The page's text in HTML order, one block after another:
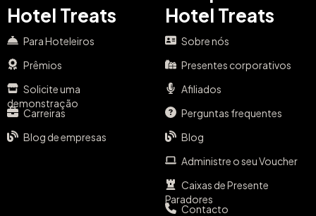
Hotel Treats
Para Hoteleiros
Prêmios
Solicite uma
demonstração
Carreiras
Blog de empresas
Hotel Treats
Sobre nós
Presentes corporativos
Afiliados
Perguntas frequentes
Blog
Administre o seu Voucher
Caixas de Presente
Paradores
Contacto